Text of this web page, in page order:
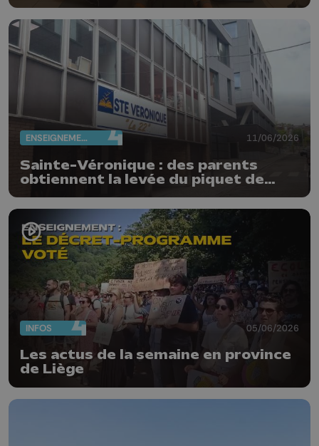
ENSEIGNEMENT 11/06/2026
Sainte-Véronique : des parents
obtiennent la levée du piquet de
grève
INFOS 05/06/2026
Les actus de la semaine en province
de Liège